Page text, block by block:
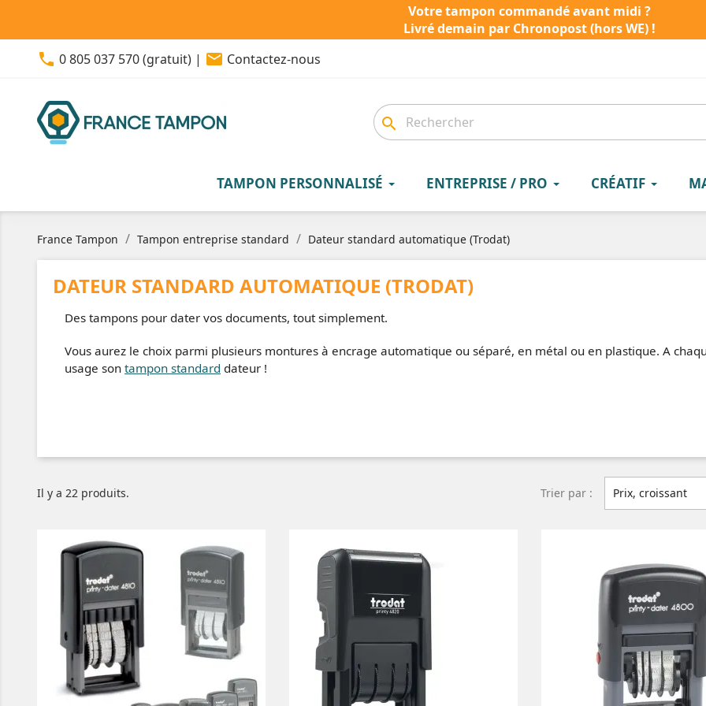
Votre tampon commandé avant midi ?
Livré demain par Chronopost (hors WE) !
phone 0 805 037 570 (gratuit) | email Contactez-nous
search
TAMPON PERSONNALISÉ ENTREPRISE / PRO CRÉATIF
France Tampon Tampon entreprise standard Dateur standard automatique (Trodat)
DATEUR STANDARD AUTOMATIQUE (TRODAT)
Des tampons pour dater vos documents, tout simplement.
Vous aurez le choix parmi plusieurs montures à encrage automatique ou séparé, en métal ou en plastique. A
usage son tampon standard dateur !
Il y a 22 produits. Trier par : Prix, croissant